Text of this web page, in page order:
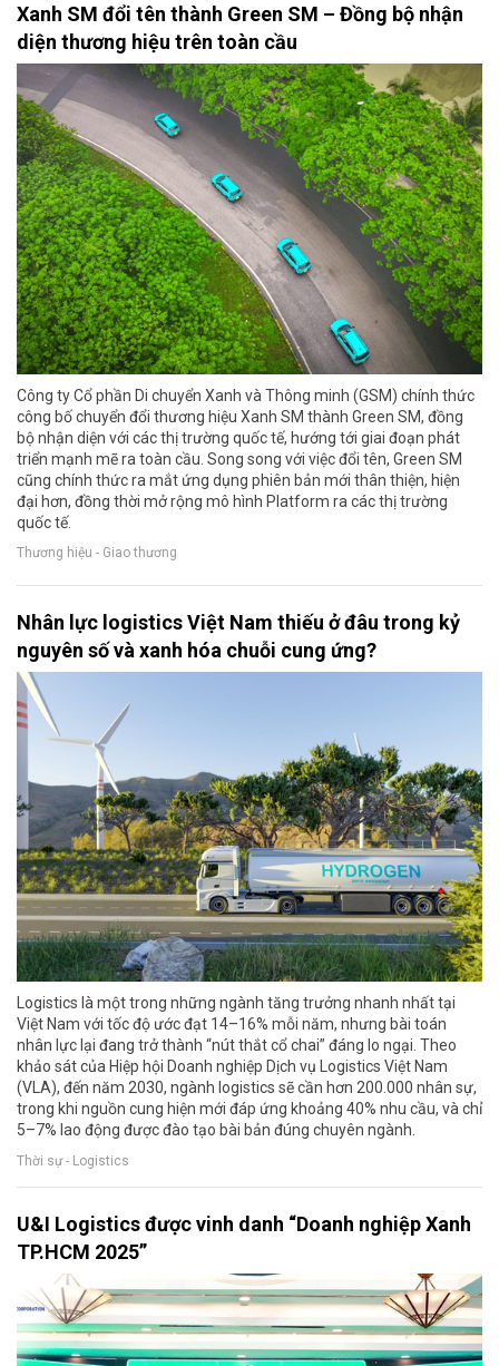
Xanh SM đổi tên thành Green SM – Đồng bộ nhận
diện thương hiệu trên toàn cầu
Công ty Cổ phần Di chuyển Xanh và Thông minh (GSM) chính thức
công bố chuyển đổi thương hiệu Xanh SM thành Green SM, đồng
bộ nhận diện với các thị trường quốc tế, hướng tới giai đoạn phát
triển mạnh mẽ ra toàn cầu. Song song với việc đổi tên, Green SM
cũng chính thức ra mắt ứng dụng phiên bản mới thân thiện, hiện
đại hơn, đồng thời mở rộng mô hình Platform ra các thị trường
quốc tế.
Thương hiệu - Giao thương
Nhân lực logistics Việt Nam thiếu ở đâu trong kỷ
nguyên số và xanh hóa chuỗi cung ứng?
Logistics là một trong những ngành tăng trưởng nhanh nhất tại
Việt Nam với tốc độ ước đạt 14–16% mỗi năm, nhưng bài toán
nhân lực lại đang trở thành “nút thắt cổ chai” đáng lo ngại. Theo
khảo sát của Hiệp hội Doanh nghiệp Dịch vụ Logistics Việt Nam
(VLA), đến năm 2030, ngành logistics sẽ cần hơn 200.000 nhân sự,
trong khi nguồn cung hiện mới đáp ứng khoảng 40% nhu cầu, và chỉ
5–7% lao động được đào tạo bài bản đúng chuyên ngành.
Thời sự - Logistics
U&I Logistics được vinh danh “Doanh nghiệp Xanh
TP.HCM 2025”